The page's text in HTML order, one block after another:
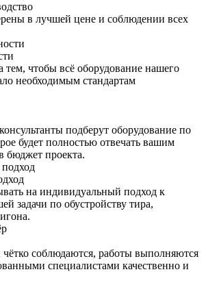
в лучшей цене и соблюдении всех
тем, чтобы всё оборудование нашего
необходимым стандартам
подберут оборудование по
будет полностью отвечать вашим
бюджет проекта.
на индивидуальный подход к
задачи по обустройству тира,
чётко соблюдаются, работы выполняются
специалистами качественно и